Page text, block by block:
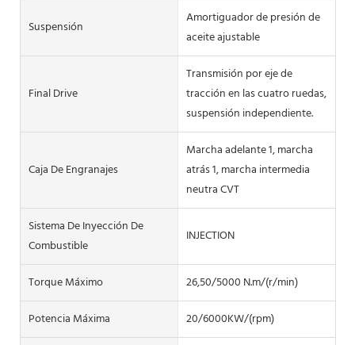
Suspensión
Amortiguador de presión de
aceite ajustable
Final Drive
Transmisión por eje de
tracción en las cuatro ruedas,
suspensión independiente.
Caja De Engranajes
Marcha adelante 1, marcha
atrás 1, marcha intermedia
neutra CVT
Sistema De Inyección De
Combustible
INJECTION
Torque Máximo
26,50/5000 N.m/(r/min)
Potencia Máxima
20/6000KW/(rpm)